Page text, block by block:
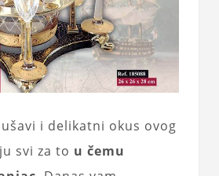
i delikatni okus ovog
svi za to u čemu